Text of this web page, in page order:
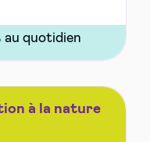
à la nature